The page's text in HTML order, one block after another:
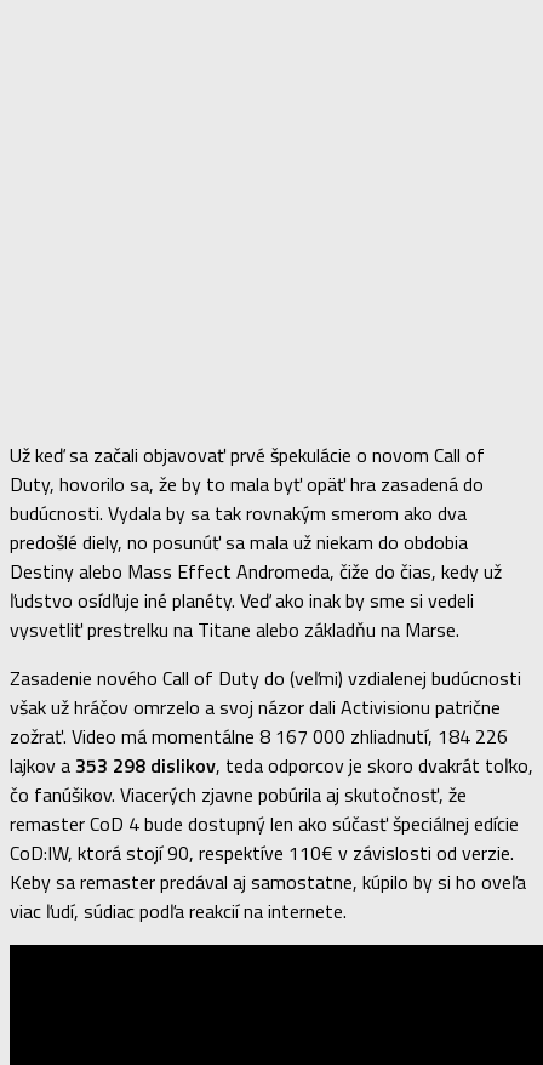
Už keď sa začali objavovať prvé špekulácie o novom Call of
Duty, hovorilo sa, že by to mala byť opäť hra zasadená do
budúcnosti. Vydala by sa tak rovnakým smerom ako dva
predošlé diely, no posunúť sa mala už niekam do obdobia
Destiny alebo Mass Effect Andromeda, čiže do čias, kedy už
ľudstvo osídľuje iné planéty. Veď ako inak by sme si vedeli
vysvetliť prestrelku na Titane alebo základňu na Marse.
Zasadenie nového Call of Duty do (veľmi) vzdialenej budúcnosti
však už hráčov omrzelo a svoj názor dali Activisionu patrične
zožrať. Video má momentálne 8 167 000 zhliadnutí, 184 226
lajkov a353 298 dislikov, teda odporcov je skoro dvakrát toľko,
čo fanúšikov. Viacerých zjavne pobúrila aj skutočnosť, že
remaster CoD 4 bude dostupný len ako súčasť špeciálnej edície
CoD:IW, ktorá stojí 90, respektíve 110€ v závislosti od verzie.
Keby sa remaster predával aj samostatne, kúpilo by si ho oveľa
viac ľudí, súdiac podľa reakcií na internete.